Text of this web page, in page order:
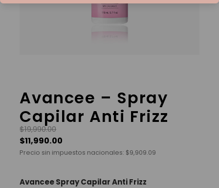
Avancee – Spray
Capilar Anti Frizz
$19,990.00
$11,990.00
Precio sin impuestos nacionales: $9,909.09
Avancee Spray Capilar Anti Frizz